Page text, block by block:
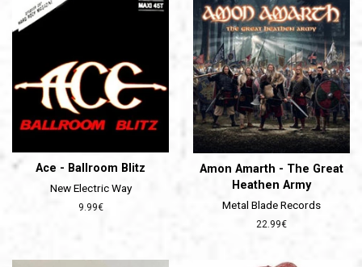
Ace - Ballroom Blitz
New Electric Way
Prix
9.99€
Amon Amarth - The Great
Heathen Army
Metal Blade Records
Prix
22.99€